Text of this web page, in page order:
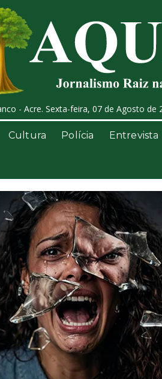
- Acre. Sexta-feira, 07 de Agosto de
Cultura Polícia Entrevista